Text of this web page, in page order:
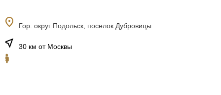
location_on Гор. округ Подольск, поселок Дубровицы
near_me 30 км от Москвы